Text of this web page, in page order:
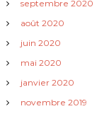
l
e
septembre 2020
août 2020
juin 2020
mai 2020
janvier 2020
novembre 2019